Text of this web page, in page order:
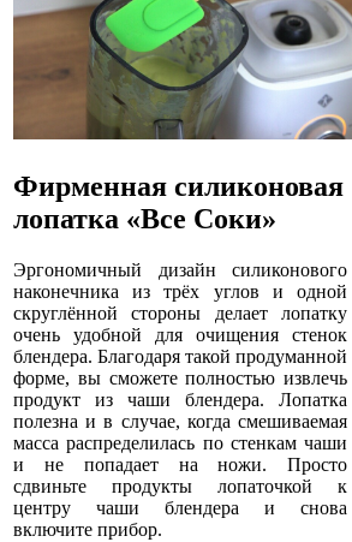
Фирменная силиконовая
лопатка «Все Соки»
Эргономичный дизайн силиконового
наконечника из трёх углов и одной
скруглённой стороны делает лопатку
очень удобной для очищения стенок
блендера. Благодаря такой продуманной
форме, вы сможете полностью извлечь
продукт из чаши блендера. Лопатка
полезна и в случае, когда смешиваемая
масса распределилась по стенкам чаши
и не попадает на ножи. Просто
сдвиньте продукты лопаточкой к
центру чаши блендера и снова
включите прибор.